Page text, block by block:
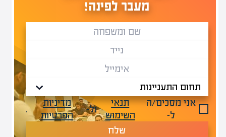
מעבר לפינה!
אני מסכים/ה
ל-
תנאי
השימוש
ול-
מדיניות
הפרטיות
.
שלח